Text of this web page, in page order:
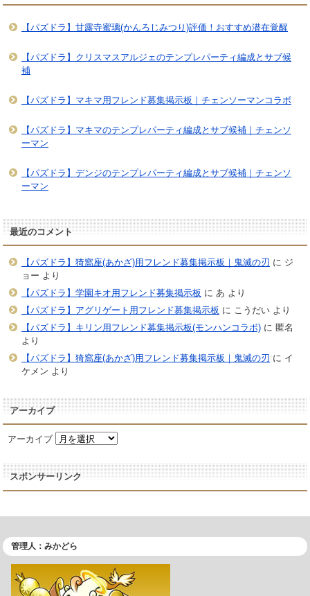
【パズドラ】甘露寺蜜璃(かんろじみつり)評価！おすすめ潜在覚醒
【パズドラ】クリスマスアルジェのテンプレパーティ編成とサブ候
補
【パズドラ】マキマ用フレンド募集掲示板｜チェンソーマンコラボ
【パズドラ】マキマのテンプレパーティ編成とサブ候補｜チェンソ
ーマン
【パズドラ】デンジのテンプレパーティ編成とサブ候補｜チェンソ
ーマン
最近のコメント
【パズドラ】猗窩座(あかざ)用フレンド募集掲示板｜鬼滅の刃 に ジ
ョー より
【パズドラ】学園キオ用フレンド募集掲示板 に あ より
【パズドラ】アグリゲート用フレンド募集掲示板 に こうだいより
【パズドラ】キリン用フレンド募集掲示板(モンハンコラボ)に 匿名
より
【パズドラ】猗窩座(あかざ)用フレンド募集掲示板｜鬼滅の刃 に イ
ケメン より
アーカイブ
アーカイブ
スポンサーリンク
管理人：みかどら